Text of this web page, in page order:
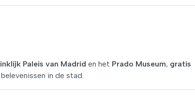
Paleis van Madrid en het Prado Museum, gratis
in de stad.